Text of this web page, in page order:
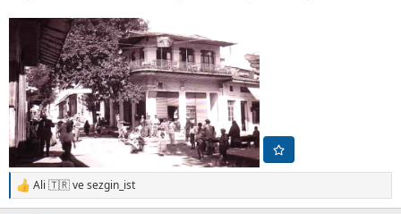
T
e
Ali 🇹🇷vesezgin_ist